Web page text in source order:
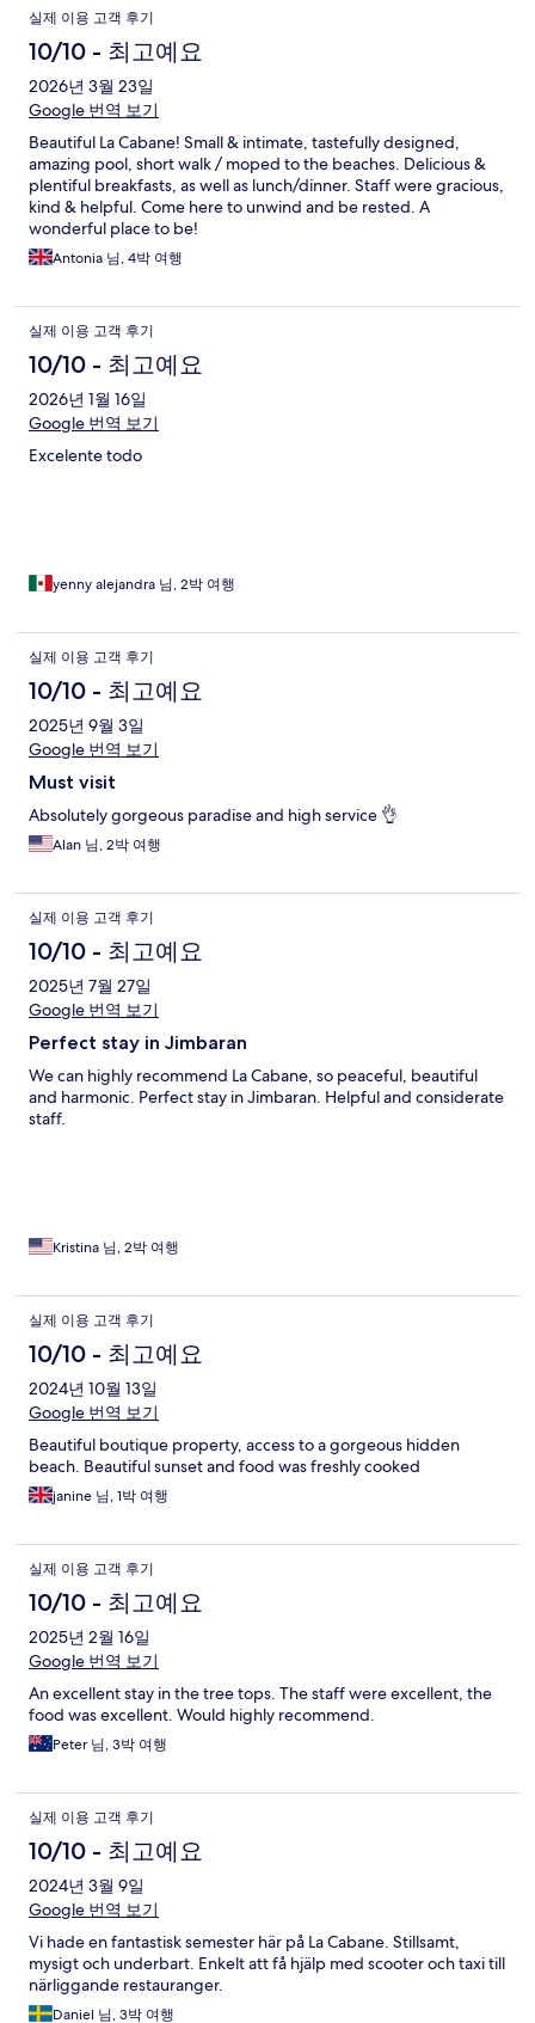
실제 이용 고객 후기
10/10 - 최고예요
2026년 3월 23일
Google 번역 보기
Beautiful La Cabane! Small & intimate, tastefully designed,
amazing pool, short walk / moped to the beaches. Delicious &
plentiful breakfasts, as well as lunch/dinner. Staff were gracious,
kind & helpful. Come here to unwind and be rested. A
wonderful place to be!
Antonia 님, 4박 여행
실제 이용 고객 후기
10/10 - 최고예요
2026년 1월 16일
Google 번역 보기
Excelente todo
yenny alejandra 님, 2박 여행
실제 이용 고객 후기
10/10 - 최고예요
2025년 9월 3일
Google 번역 보기
Must visit
Absolutely gorgeous paradise and high service 👌
Alan 님, 2박 여행
실제 이용 고객 후기
10/10 - 최고예요
2025년 7월 27일
Google 번역 보기
Perfect stay in Jimbaran
We can highly recommend La Cabane, so peaceful, beautiful
and harmonic. Perfect stay in Jimbaran. Helpful and considerate
staff.
Kristina 님, 2박 여행
실제 이용 고객 후기
10/10 - 최고예요
2024년 10월 13일
Google 번역 보기
Beautiful boutique property, access to a gorgeous hidden
beach. Beautiful sunset and food was freshly cooked
janine 님, 1박 여행
실제 이용 고객 후기
10/10 - 최고예요
2025년 2월 16일
Google 번역 보기
An excellent stay in the tree tops. The staff were excellent, the
food was excellent. Would highly recommend.
Peter 님, 3박 여행
실제 이용 고객 후기
10/10 - 최고예요
2024년 3월 9일
Google 번역 보기
Vi hade en fantastisk semester här på La Cabane. Stillsamt,
mysigt och underbart. Enkelt att få hjälp med scooter och taxi till
närliggande restauranger.
Daniel 님, 3박 여행